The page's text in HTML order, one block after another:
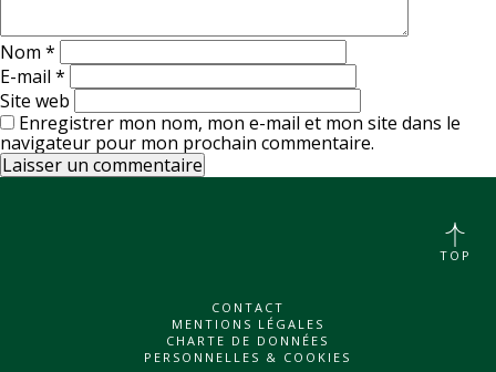
Nom *
E-mail *
Site web
Enregistrer mon nom, mon e-mail et mon site dans le
navigateur pour mon prochain commentaire.
CONTACT
MENTIONS LÉGALES
CHARTE DE DONNÉES
PERSONNELLES & COOKIES
TOP